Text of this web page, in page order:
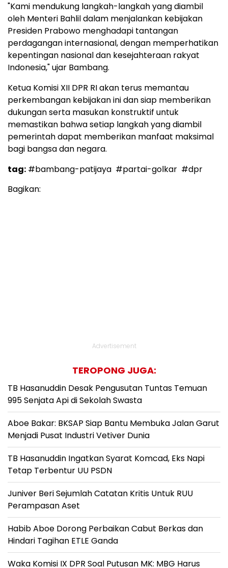
"Kami mendukung langkah-langkah yang diambil
oleh Menteri Bahlil dalam menjalankan kebijakan
Presiden Prabowo menghadapi tantangan
perdagangan internasional, dengan memperhatikan
kepentingan nasional dan kesejahteraan rakyat
Indonesia," ujar Bambang.
Ketua Komisi XII DPR RI akan terus memantau
perkembangan kebijakan ini dan siap memberikan
dukungan serta masukan konstruktif untuk
memastikan bahwa setiap langkah yang diambil
pemerintah dapat memberikan manfaat maksimal
bagi bangsa dan negara.
tag: #bambang-patijaya #partai-golkar #dpr
Bagikan:
Advertisement
TEROPONG JUGA:
TB Hasanuddin Desak Pengusutan Tuntas Temuan
995 Senjata Api di Sekolah Swasta
Aboe Bakar: BKSAP Siap Bantu Membuka Jalan Garut
Menjadi Pusat Industri Vetiver Dunia
TB Hasanuddin Ingatkan Syarat Komcad, Eks Napi
Tetap Terbentur UU PSDN
Juniver Beri Sejumlah Catatan Kritis Untuk RUU
Perampasan Aset
Habib Aboe Dorong Perbaikan Cabut Berkas dan
Hindari Tagihan ETLE Ganda
Waka Komisi IX DPR Soal Putusan MK: MBG Harus